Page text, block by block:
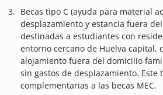
Becas tipo C (ayuda para material
desplazamiento y estancia fuera
destinadas a estudiantes con
entorno cercano de Huelva capital,
alojamiento fuera del domicilio
sin gastos de desplazamiento. Este
complementarias a las becas MEC.